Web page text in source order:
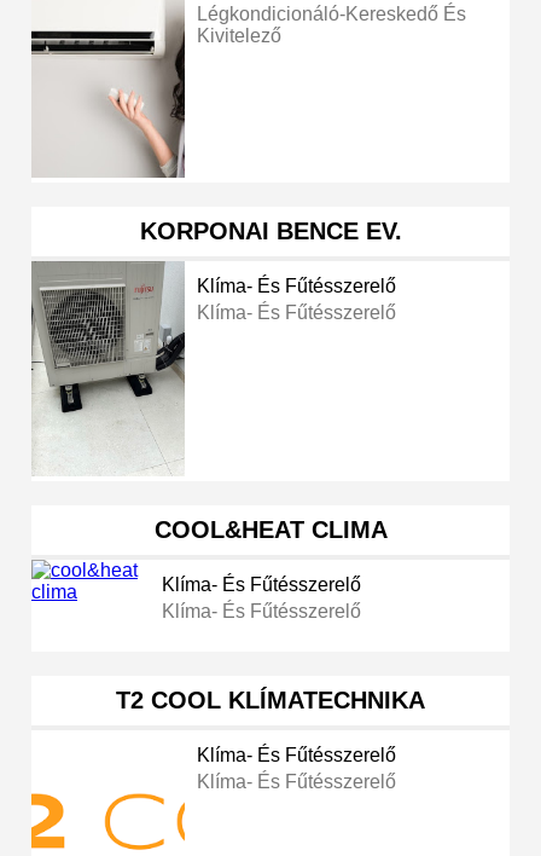
Légkondicionáló-Kereskedő És
Kivitelező
KORPONAI BENCE EV.
Klíma- És Fűtésszerelő
Klíma- És Fűtésszerelő
COOL&HEAT CLIMA
Klíma- És Fűtésszerelő
Klíma- És Fűtésszerelő
T2 COOL KLÍMATECHNIKA
Klíma- És Fűtésszerelő
Klíma- És Fűtésszerelő